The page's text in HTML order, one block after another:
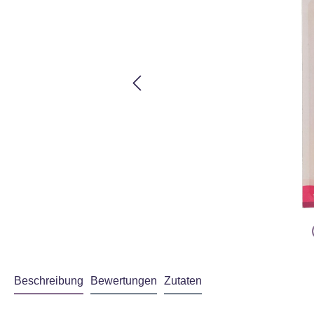
Beschreibung Bewertungen Zutaten